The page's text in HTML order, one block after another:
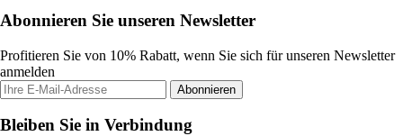
Abonnieren Sie unseren Newsletter
Profitieren Sie von 10% Rabatt, wenn Sie sich für unseren Newsletter
anmelden
Abonnieren
Bleiben Sie in Verbindung